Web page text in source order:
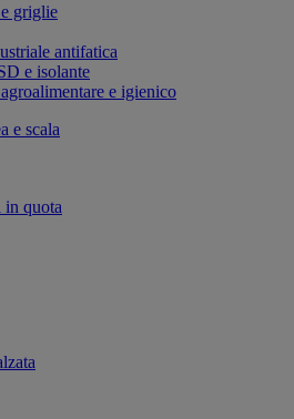
griglie
antifatica
e isolante
e igienico
e scala
in quota